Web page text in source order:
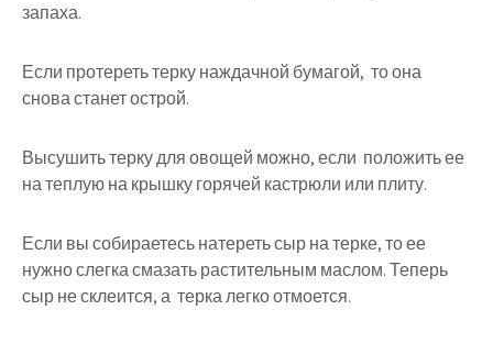
запаха.
Если протереть терку наждачной бумагой, то она
снова станет острой.
Высушить терку для овощей можно, если положить ее
на теплую на крышку горячей кастрюли или плиту.
Если вы собираетесь натереть сыр на терке, то ее
нужно слегка смазать растительным маслом. Теперь
сыр не склеится, а терка легко отмоется.